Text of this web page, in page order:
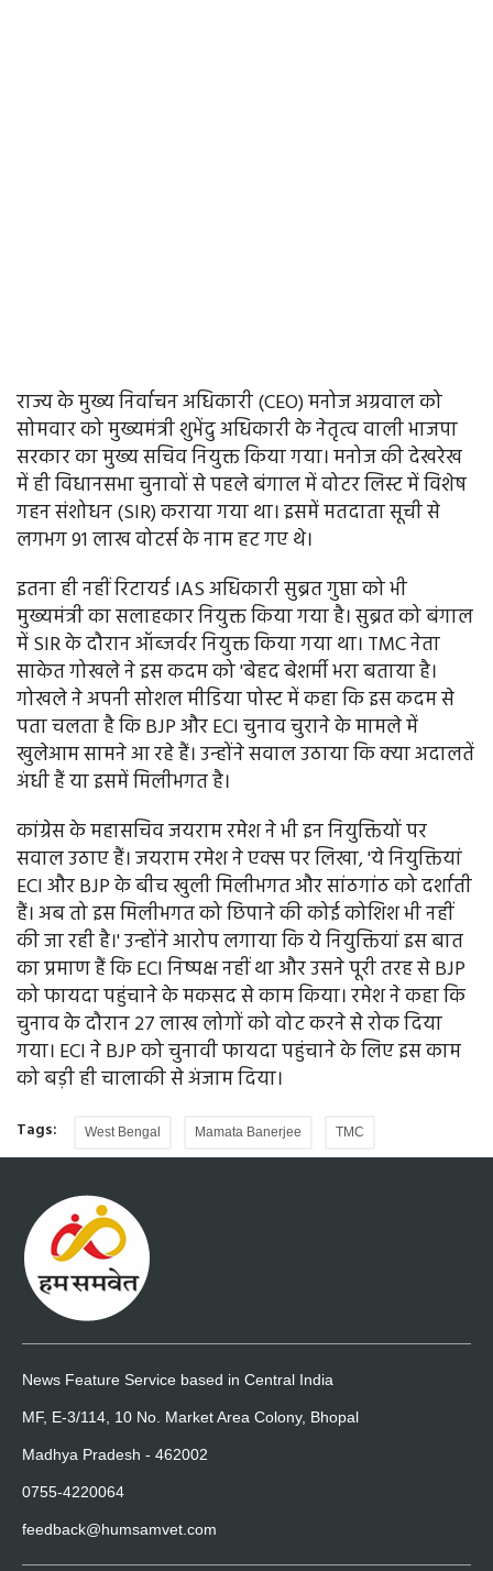
राज्य के मुख्य निर्वाचन अधिकारी (CEO) मनोज अग्रवाल को
सोमवार को मुख्यमंत्री शुभेंदु अधिकारी के नेतृत्व वाली भाजपा
सरकार का मुख्य सचिव नियुक्त किया गया। मनोज की देखरेख
में ही विधानसभा चुनावों से पहले बंगाल में वोटर लिस्ट में विशेष
गहन संशोधन (SIR) कराया गया था। इसमें मतदाता सूची से
लगभग 91 लाख वोटर्स के नाम हट गए थे।
इतना ही नहीं रिटायर्ड IAS अधिकारी सुब्रत गुप्ता को भी
मुख्यमंत्री का सलाहकार नियुक्त किया गया है। सुब्रत को बंगाल
में SIR के दौरान ऑब्जर्वर नियुक्त किया गया था। TMC नेता
साकेत गोखले ने इस कदम को 'बेहद बेशर्मी भरा बताया है।
गोखले ने अपनी सोशल मीडिया पोस्ट में कहा कि इस कदम से
पता चलता है कि BJP और ECI चुनाव चुराने के मामले में
खुलेआम सामने आ रहे हैं। उन्होंने सवाल उठाया कि क्या अदालतें
अंधी हैं या इसमें मिलीभगत है।
कांग्रेस के महासचिव जयराम रमेश ने भी इन नियुक्तियों पर
सवाल उठाए हैं। जयराम रमेश ने एक्स पर लिखा, 'ये नियुक्तियां
ECI और BJP के बीच खुली मिलीभगत और सांठगांठ को दर्शाती
हैं। अब तो इस मिलीभगत को छिपाने की कोई कोशिश भी नहीं
की जा रही है।' उन्होंने आरोप लगाया कि ये नियुक्तियां इस बात
का प्रमाण हैं कि ECI निष्पक्ष नहीं था और उसने पूरी तरह से BJP
को फायदा पहुंचाने के मकसद से काम किया। रमेश ने कहा कि
चुनाव के दौरान 27 लाख लोगों को वोट करने से रोक दिया
गया। ECI ने BJP को चुनावी फायदा पहुंचाने के लिए इस काम
को बड़ी ही चालाकी से अंजाम दिया।
Tags: West Bengal Mamata Banerjee TMC
News Feature Service based in Central India
MF, E-3/114, 10 No. Market Area Colony, Bhopal
Madhya Pradesh - 462002
0755-4220064
feedback@humsamvet.com